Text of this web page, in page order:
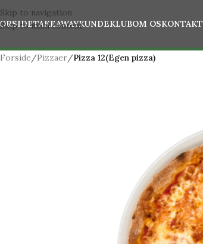
Skip to navigation
Skip to main content
TAKEAWAYKUNDEKLUBOM OSKONTAKT
Forside/Pizzaer/Pizza 12(Egen pizza)